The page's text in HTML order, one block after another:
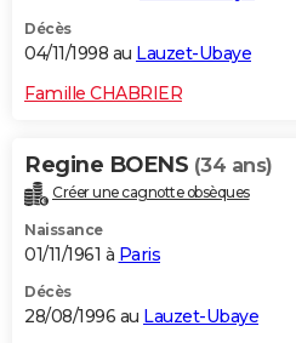
Décès
04/11/1998 au Lauzet-Ubaye
Famille CHABRIER
Regine BOENS (34 ans)
Créer une cagnotte obsèques
Naissance
01/11/1961 à Paris
Décès
28/08/1996 au Lauzet-Ubaye